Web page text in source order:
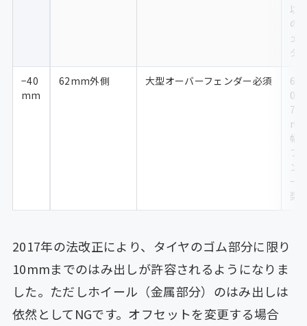
以
の
ェ
ダ
−40
mm
62mm外側 大型オーバーフェンダー必須
6
0〜
70
幅
フ
ン
ー
奨
2017年の法改正により、タイヤのゴム部分に限り
10mmまでのはみ出しが許容されるようになりま
した。ただしホイール（金属部分）のはみ出しは
依然としてNGです。オフセットを変更する場合